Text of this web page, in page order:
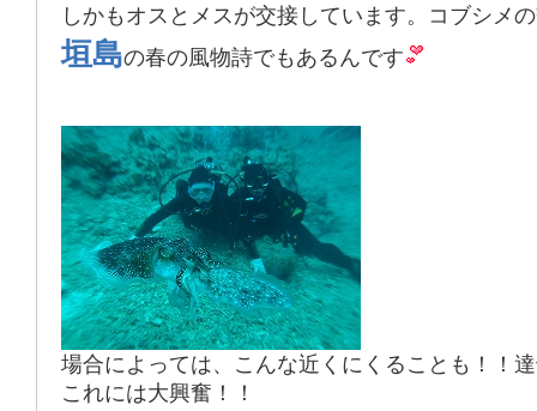
しかもオスとメスが交接しています。コブシメ
垣島の春の風物詩でもあるんです
場合によっては、こんな近くにくることも！！
これには大興奮！！